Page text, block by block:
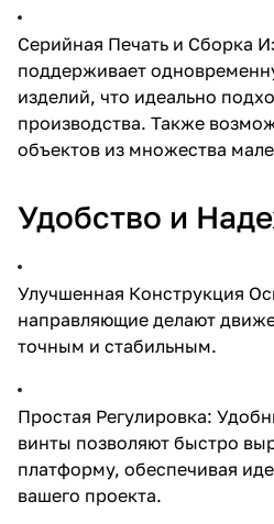
Серийная Печать и Сборка
поддерживает
изделий, что идеально
производства. Также
объектов из множества
Удобство и
Улучшенная Конструкция
направляющие делают
точным и стабильным.
Простая Регулировка:
винты позволяют быстро
платформу, обеспечивая
вашего проекта.